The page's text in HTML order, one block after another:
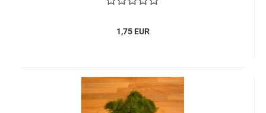
1,75 EUR